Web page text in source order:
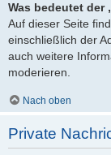
Was bedeutet der
Auf dieser Seite
einschließlich der
auch weitere
moderieren.
Nach oben
Private